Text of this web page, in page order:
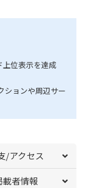
上位表示を達成
ションや周辺サー
/アクセス
載者情報